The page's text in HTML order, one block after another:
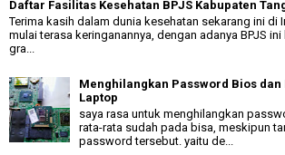
Daftar Fasilitas Kesehatan BPJS Kabupaten
Terima kasih dalam dunia kesehatan sekarang ini di
mulai terasa keringanannya, dengan adanya BPJS
gra...
Menghilangkan Password Bios dan
Laptop
saya rasa untuk menghilangkan
rata-rata sudah pada bisa, meskipun
password tersebut. yaitu de...